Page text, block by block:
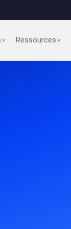
> Ressources>